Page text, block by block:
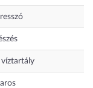
víztartály